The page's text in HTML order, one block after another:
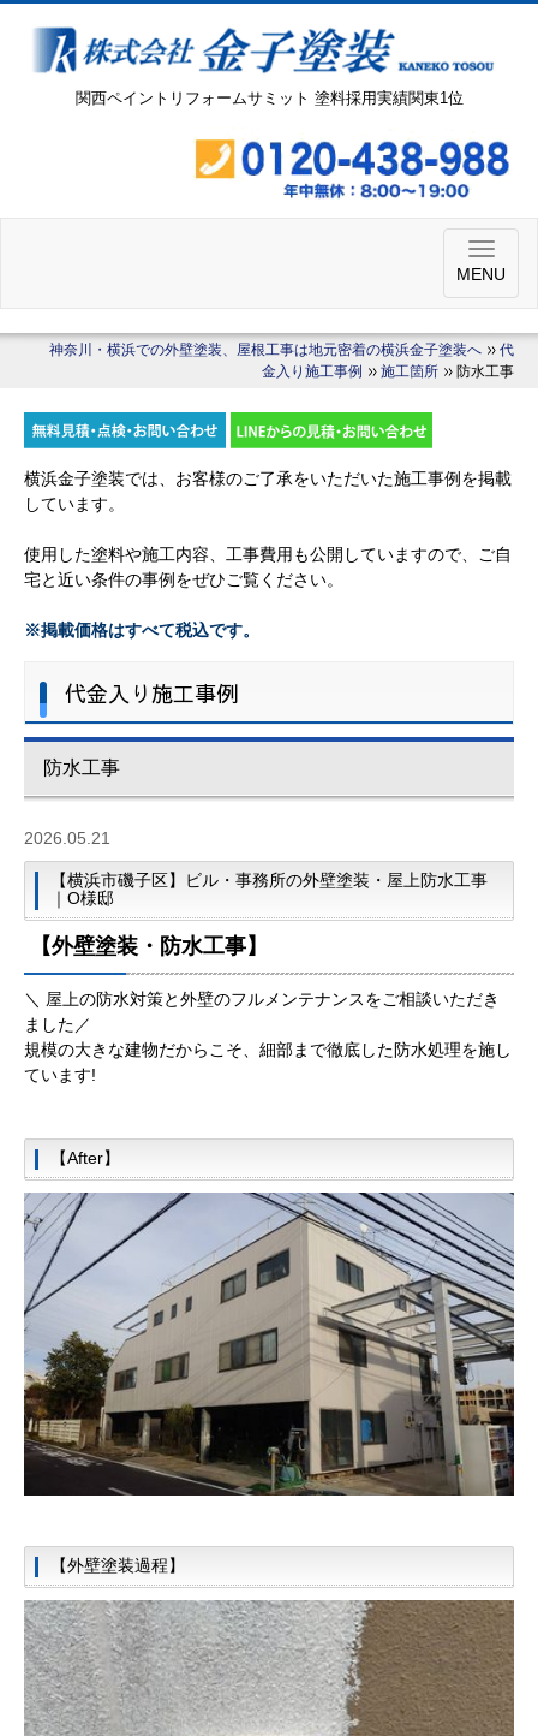
関西ペイントリフォームサミット 塗料採用実績関東1位
MENU
神奈川・横浜での外壁塗装、屋根工事は地元密着の横浜金子塗装へ
代
金入り施工事例
施工箇所 防水工事
横浜金子塗装では、お客様のご了承をいただいた施工事例を掲載
しています。
使用した塗料や施工内容、工事費用も公開していますので、ご自
宅と近い条件の事例をぜひご覧ください。
※掲載価格はすべて税込です。
代金入り施工事例
防水工事
2026.05.21
【横浜市磯子区】ビル・事務所の外壁塗装・屋上防水工事
｜O様邸
【外壁塗装・防水工事】
＼ 屋上の防水対策と外壁のフルメンテナンスをご相談いただき
ました ／
規模の大きな建物だからこそ、細部まで徹底した防水処理を施し
ています!
【After】
【外壁塗装過程】